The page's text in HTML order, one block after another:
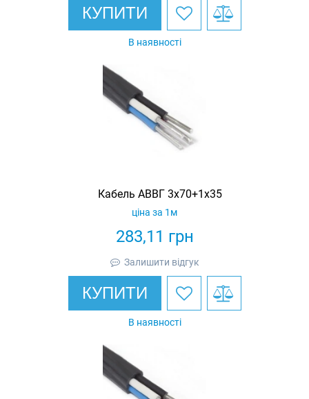
КУПИТИ
В наявності
Кабель АВВГ 3х70+1х35
283,11 грн
ціна за 1м
Залишити відгук
КУПИТИ
В наявності